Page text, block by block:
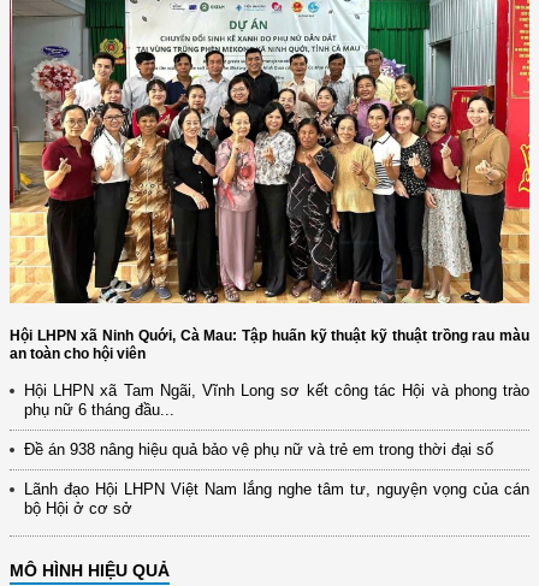
Hội LHPN xã Ninh Quới, Cà Mau: Tập huấn kỹ thuật kỹ thuật trồng rau màu
an toàn cho hội viên
Hội LHPN xã Tam Ngãi, Vĩnh Long sơ kết công tác Hội và phong trào
phụ nữ 6 tháng đầu...
Đề án 938 nâng hiệu quả bảo vệ phụ nữ và trẻ em trong thời đại số
Lãnh đạo Hội LHPN Việt Nam lắng nghe tâm tư, nguyện vọng của cán
bộ Hội ở cơ sở
MÔ HÌNH HIỆU QUẢ